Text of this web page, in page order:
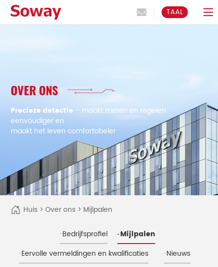
TAAL
OVER ONS
Precieze detectie – maakt meten en regelen
eenvoudiger en
maakt het leven comfortabeler
Huis> Over ons> Mijlpalen
Bedrijfsprofiel
Mijlpalen
Eervolle vermeldingen en kwalificaties
Nieuws